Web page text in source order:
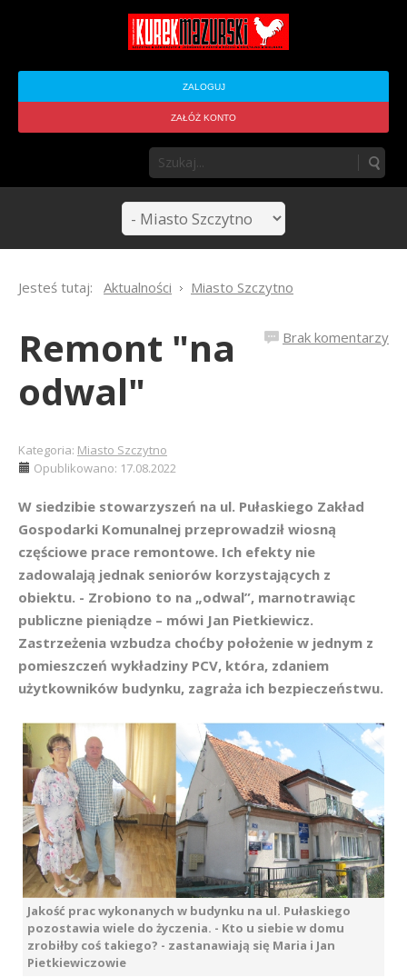
ZALOGUJ
ZAŁÓŻ KONTO
Jesteś tutaj: Aktualności Miasto Szczytno
Brak komentarzy
Remont "na
odwal"
Kategoria: Miasto Szczytno
Opublikowano: 17.08.2022
W siedzibie stowarzyszeń na ul. Pułaskiego Zakład
Gospodarki Komunalnej przeprowadził wiosną
częściowe prace remontowe. Ich efekty nie
zadowalają jednak seniorów korzystających z
obiektu. - Zrobiono to na „odwal”, marnotrawiąc
publiczne pieniądze – mówi Jan Pietkiewicz.
Zastrzeżenia wzbudza choćby położenie w jednym z
pomieszczeń wykładziny PCV, która, zdaniem
użytkowników budynku, zagraża ich bezpieczeństwu.
Jakość prac wykonanych w budynku na ul. Pułaskiego
pozostawia wiele do życzenia. - Kto u siebie w domu
zrobiłby coś takiego? - zastanawiają się Maria i Jan
Pietkiewiczowie